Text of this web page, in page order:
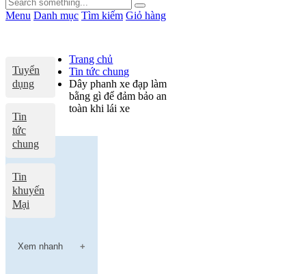
Menu Danh mục Tìm kiếm Giỏ hàng
Tuyển
dụng
Tin
tức
chung
Tin
khuyến
Mại
Trang chủ
Tin tức chung
Dây phanh xe đạp làm
bằng gì để đảm bảo an
toàn khi lái xe
Xem nhanh